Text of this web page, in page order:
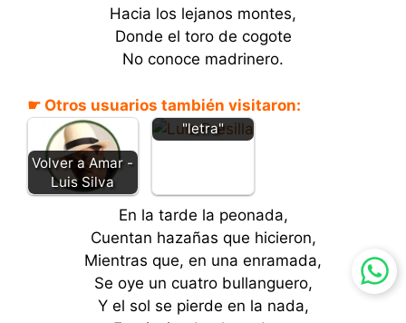
Hacia los lejanos montes,
Donde el toro de cogote
No conoce madrinero.
☛ Otros usuarios también visitaron:
Volver a Amar -
Luis Silva
Luis Presilla -
"letra"
En la tarde la peonada,
Cuentan hazañas que hicieron,
Mientras que, en una enramada,
Se oye un cuatro bullanguero,
Y el sol se pierde en la nada,